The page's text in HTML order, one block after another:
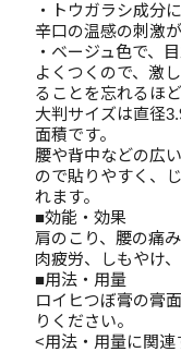
・トウガラシ成分
辛口の温感の刺激
・ベージュ色で、
よくつくので、激
ることを忘れるほ
大判サイズは直径
面積です。
腰や背中などの広
ので貼りやすく、
れます。
■効能・効果
肩のこり、腰の痛
肉疲労、しもやけ
■用法・用量
ロイヒつぼ膏の膏
りください。
<用法・用量に関連